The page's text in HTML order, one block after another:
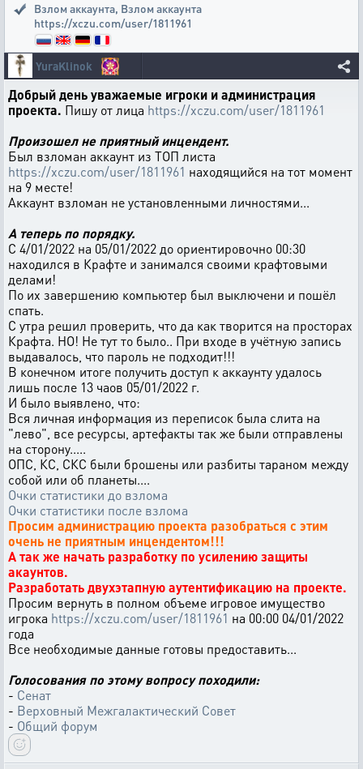
Взлом аккаунта, Взлом аккаунта
https://xczu.com/user/1811961
YuraKlinok
Добрый день уважаемые игроки и администрация
проекта. Пишу от лица https://xczu.com/user/1811961
Произошел не приятный инцендент.
Был взломан аккаунт из ТОП листа
https://xczu.com/user/1811961 находящийся на тот момент
на 9 месте!
Аккаунт взломан не установленными личностями...
А теперь по порядку.
С 4/01/2022 на 05/01/2022 до ориентировочно 00:30
находился в Крафте и занимался своими крафтовыми
делами!
По их завершению компьютер был выключени и пошёл
спать.
С утра решил проверить, что да как творится на просторах
Крафта. НО! Не тут то было.. При входе в учётную запись
выдавалось, что пароль не подходит!!!
В конечном итоге получить доступ к аккаунту удалось
лишь после 13 чаов 05/01/2022 г.
И было выявлено, что:
Вся личная информация из переписок была слита на
"лево", все ресурсы, артефакты так же были отправлены
на сторону.....
ОПС, КС, СКС были брошены или разбиты тараном между
собой или об планеты....
Очки статистики до взлома
Очки статистики после взлома
Просим администрацию проекта разобраться с этим
очень не приятным инцендентом!!!
А так же начать разработку по усилению защиты
акаунтов.
Разработать двухэтапную аутентификацию на проекте.
Просим вернуть в полном объеме игровое имущество
игрока https://xczu.com/user/1811961 на 00:00 04/01/2022
года
Все необходимые данные готовы предоставить...
Голосования по этому вопросу походили:
- Сенат
- Верховный Межгалактический Совет
- Общий форум